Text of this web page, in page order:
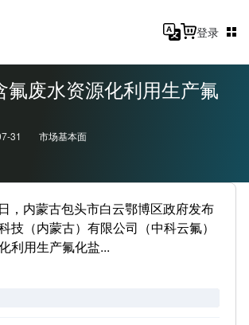
登录
氟废水资源化利用生产氟
31
市场基本面
，内蒙古包头市白云鄂博区政府发布
技（内蒙古）有限公司（中科云氟）
利用生产氟化盐...